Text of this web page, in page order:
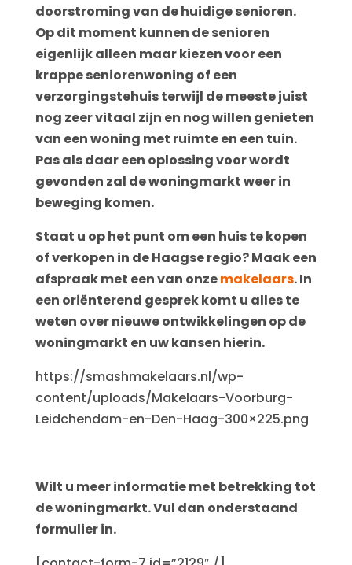
doorstroming van de huidige senioren.
Op dit moment kunnen de senioren
eigenlijk alleen maar kiezen voor een
krappe seniorenwoning of een
verzorgingstehuis terwijl de meeste juist
nog zeer vitaal zijn en nog willen genieten
van een woning met ruimte en een tuin.
Pas als daar een oplossing voor wordt
gevonden zal de woningmarkt weer in
beweging komen.
Staat u op het punt om een huis te kopen
of verkopen in de Haagse regio? Maak een
afspraak met een van onzemakelaars. In
een oriënterend gesprek komt u alles te
weten over nieuwe ontwikkelingen op de
woningmarkt en uw kansen hierin.
https://smashmakelaars.nl/wp-
content/uploads/Makelaars-Voorburg-
Leidchendam-en-Den-Haag-300×225.png
Wilt u meer informatie met betrekking tot
de woningmarkt. Vul dan onderstaand
formulier in.